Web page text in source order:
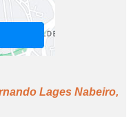
Lages Nabeiro,